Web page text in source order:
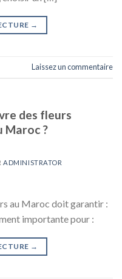
→
Laissez un commentaire
des fleurs
Maroc ?
ADMINISTRATOR
au Maroc doit garantir :
importante pour :
→